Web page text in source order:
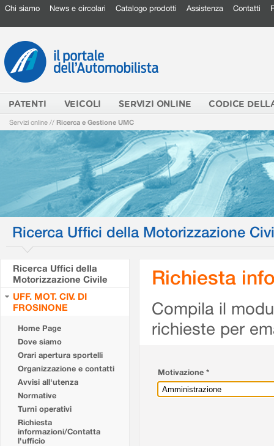
Chi siamo News e circolari Catalogo prodotti Assistenza Contatti
PATENTI VEICOLI SERVIZI ONLINE CODICE
Servizi online // Ricerca e Gestione UMC
Ricerca Uffici della Motorizzazione
Ricerca Uffici della
Motorizzazione Civile
UFF. MOT. CIV. DI
FROSINONE
Home Page
Dove siamo
Orari apertura sportelli
Organizzazione e contatti
Avvisi all'utenza
Normative
Turni operativi
Richiesta
informazioni/Contatta
l'ufficio
Richiesta
Compila il
richieste per
Motivazione *